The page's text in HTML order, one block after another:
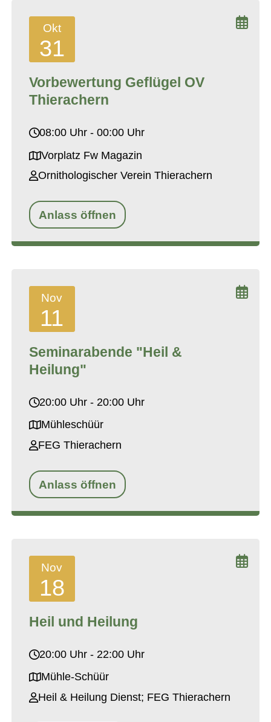
Okt
31
Vorbewertung Geflügel OV
Thierachern
08:00 Uhr - 00:00 Uhr
Vorplatz Fw Magazin
Ornithologischer Verein Thierachern
Anlass öffnen
Nov
11
Seminarabende "Heil &
Heilung"
20:00 Uhr - 20:00 Uhr
Mühleschüür
FEG Thierachern
Anlass öffnen
Nov
18
Heil und Heilung
20:00 Uhr - 22:00 Uhr
Mühle-Schüür
Heil & Heilung Dienst; FEG Thierachern